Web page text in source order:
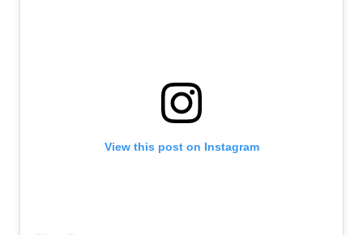
View this post on Instagram